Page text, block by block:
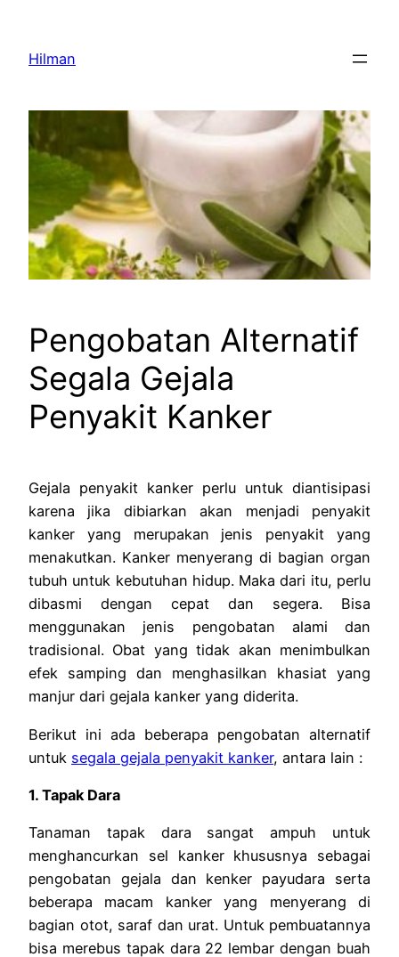
content
Hilman
Pengobatan Alternatif
Segala Gejala
Penyakit Kanker
Gejala penyakit kanker perlu untuk diantisipasi
karena jika dibiarkan akan menjadi penyakit
kanker yang merupakan jenis penyakit yang
menakutkan. Kanker menyerang di bagian organ
tubuh untuk kebutuhan hidup. Maka dari itu, perlu
dibasmi dengan cepat dan segera. Bisa
menggunakan jenis pengobatan alami dan
tradisional. Obat yang tidak akan menimbulkan
efek samping dan menghasilkan khasiat yang
manjur dari gejala kanker yang diderita.
Berikut ini ada beberapa pengobatan alternatif
untuk segala gejala penyakit kanker, antara lain :
1. Tapak Dara
Tanaman tapak dara sangat ampuh untuk
menghancurkan sel kanker khususnya sebagai
pengobatan gejala dan kenker payudara serta
beberapa macam kanker yang menyerang di
bagian otot, saraf dan urat. Untuk pembuatannya
bisa merebus tapak dara 22 lembar dengan buah